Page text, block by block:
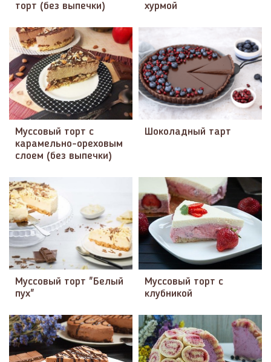
торт (без выпечки)
хурмой
Муссовый торт с
карамельно-ореховым
слоем (без выпечки)
Шоколадный тарт
Муссовый торт "Белый
пух"
Муссовый торт с
клубникой